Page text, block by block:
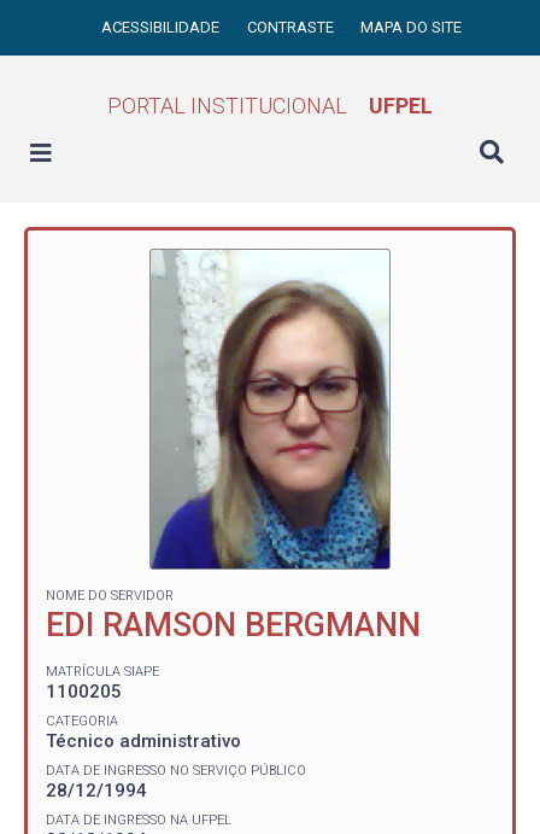
ACESSIBILIDADE CONTRASTE MAPA DO SITE
PORTAL INSTITUCIONAL UFPEL
NOME DO SERVIDOR
EDI RAMSON BERGMANN
MATRÍCULA SIAPE
1100205
CATEGORIA
Técnico administrativo
DATA DE INGRESSO NO SERVIÇO PÚBLICO
28/12/1994
DATA DE INGRESSO NA UFPEL